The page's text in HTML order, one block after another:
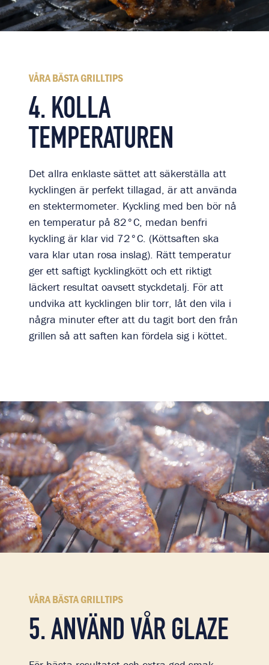
VÅRA BÄSTA GRILLTIPS
4. KOLLA
TEMPERATUREN
Det allra enklaste sättet att säkerställa att
kycklingen är perfekt tillagad, är att använda
en stektermometer. Kyckling med ben bör nå
en temperatur på 82°C, medan benfri
kyckling är klar vid 72°C. (Köttsaften ska
vara klar utan rosa inslag). Rätt temperatur
ger ett saftigt kycklingkött och ett riktigt
läckert resultat oavsett styckdetalj. För att
undvika att kycklingen blir torr, låt den vila i
några minuter efter att du tagit bort den från
grillen så att saften kan fördela sig i köttet.
VÅRA BÄSTA GRILLTIPS
5. ANVÄND VÅR GLAZE